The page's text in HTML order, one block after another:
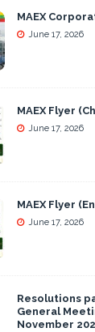
MAEX
June 17, 2026
MAEX Flyer
June 17, 2026
MAEX Flyer
June 17, 2026
Resolutions
General
November